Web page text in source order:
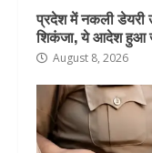
प्रदेश में नकली डेयरी
शिकंजा, ये आदेश हुआ
August 8, 2026